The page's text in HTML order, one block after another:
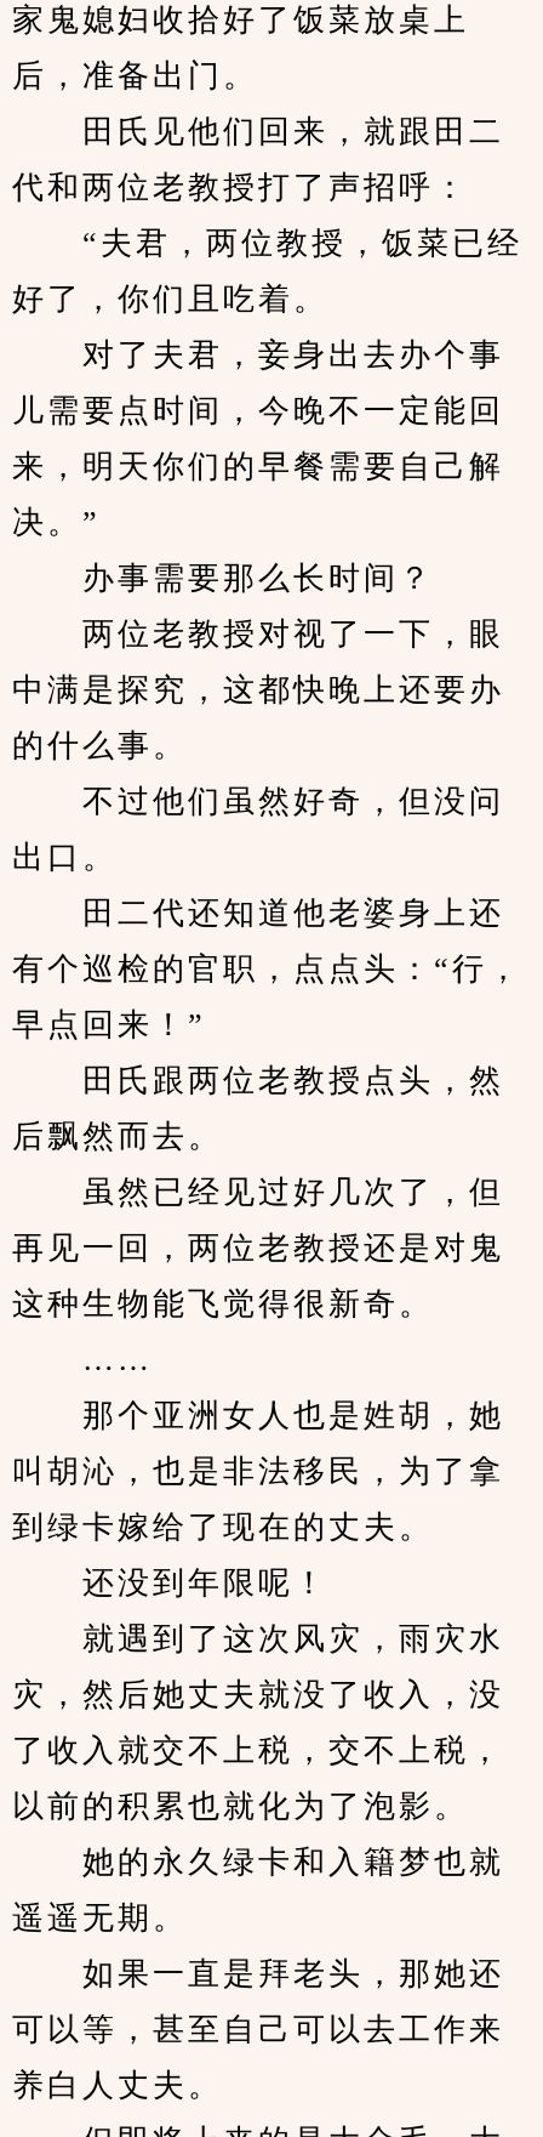
家鬼媳妇收拾好了饭菜放桌上
后，准备出门。
田氏见他们回来，就跟田二
代和两位老教授打了声招呼：
“夫君，两位教授，饭菜已经
好了，你们且吃着。
对了夫君，妾身出去办个事
儿需要点时间，今晚不一定能回
来，明天你们的早餐需要自己解
决。”
办事需要那么长时间？
两位老教授对视了一下，眼
中满是探究，这都快晚上还要办
的什么事。
不过他们虽然好奇，但没问
出口。
田二代还知道他老婆身上还
有个巡检的官职，点点头：“行，
早点回来！”
田氏跟两位老教授点头，然
后飘然而去。
虽然已经见过好几次了，但
再见一回，两位老教授还是对鬼
这种生物能飞觉得很新奇。
……
那个亚洲女人也是姓胡，她
叫胡沁，也是非法移民，为了拿
到绿卡嫁给了现在的丈夫。
还没到年限呢！
就遇到了这次风灾，雨灾水
灾，然后她丈夫就没了收入，没
了收入就交不上税，交不上税，
以前的积累也就化为了泡影。
她的永久绿卡和入籍梦也就
遥遥无期。
如果一直是拜老头，那她还
可以等，甚至自己可以去工作来
养白人丈夫。